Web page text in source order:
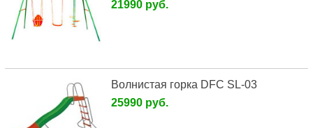
21990 руб.
Волнистая горка DFC SL-03
25990 руб.